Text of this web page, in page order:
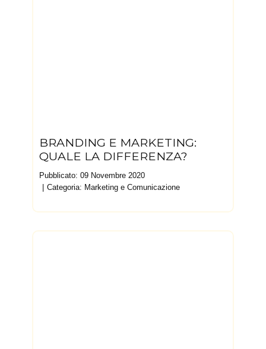
BRANDING E MARKETING:
QUALE LA DIFFERENZA?
Pubblicato: 09 Novembre 2020
Categoria: Marketing e Comunicazione